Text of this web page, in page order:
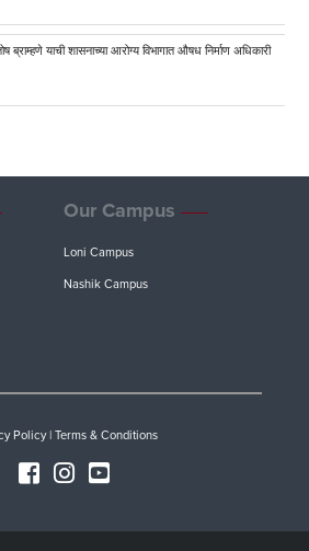
ब्राम्हणे याची शासनाच्या आरोग्य विभागात औषध निर्माण अधिकारी
Our Campus
Loni Campus
Nashik Campus
Policy| Terms & Conditions